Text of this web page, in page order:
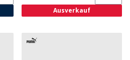
Ausverkauf